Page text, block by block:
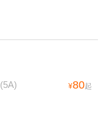
(5A) ¥80起